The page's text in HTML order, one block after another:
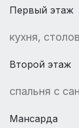
Первый этаж
кухня,
Второй этаж
спальня с
Мансарда